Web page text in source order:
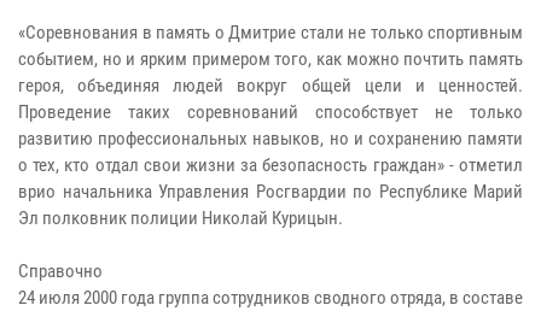
«Соревнования в память о Дмитрие стали не только спортивным
событием, но и ярким примером того, как можно почтить память
героя, объединяя людей вокруг общей цели и ценностей.
Проведение таких соревнований способствует не только
развитию профессиональных навыков, но и сохранению памяти
о тех, кто отдал свои жизни за безопасность граждан» - отметил
врио начальника Управления Росгвардии по Республике Марий
Эл полковник полиции Николай Курицын.
Справочно
24 июля 2000 года группа сотрудников сводного отряда, в составе